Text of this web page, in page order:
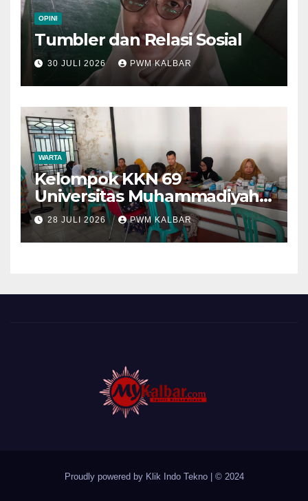
OPINI
Tumbler dan Relasi Sosial
30 JULI 2026 PWM KALBAR
WARTA
Kelompok KKN 69
Universitas Muhammadiyah
Pontianak Dibagi Dua Tim,
Cat Bangunan dan Dampingi
Pelayanan Posyandu Lansia
28 JULI 2026 PWM KALBAR
Proudly powered by Klik Indo Tekno © 2024